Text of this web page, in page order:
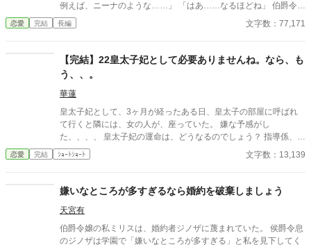
例えば、ニーナのような……」 「はあ……なるほどね」 伯爵令嬢
のアーチェと伯爵令息のウォーレスは幼馴染であり婚約関係でも
あった。 彼らにはもう一人、ニーナという幼馴染が居た。 アーチ
約解消を申し出る。 ウォーレスも納得し、婚約解消は無事に成立
したはずだったが……。 ウォーレスはニーナのことを大切にしな
がらも、アーチェのことも忘れられないと言って来る始末だっ
た……。
恋愛 完結 長編 文字数：77,171
【完結】22皇太子妃として必要ありませんね。なら、も
う、、。
華蓮
皇太子妃として、3ヶ月が経ったある日、皇太子の部屋に呼ばれ
て行くと隣には、女の人が、座っていた。 嫌な予感がし
た、、、、 皇太子妃の運命は、どうなるのでしょう？ 指導係、教
育係編Part1
恋愛 完結 ｼｮｰﾄｼｮｰﾄ 文字数：13,139
嫌いなところが多すぎるなら婚約を破棄しましょう
天宮有
伯爵令嬢の私ミリスは、婚約者ジノザに蔑まれていた。 侯爵令息
のジノザは学園で「嫌いなところが多すぎる」と私を見下してく